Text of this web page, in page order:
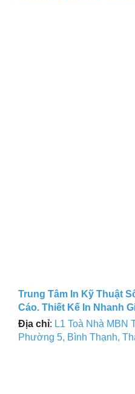
Trung Tâm In Kỹ Thuật
Cáo. Thiết Kế In Nhanh
Địa chỉ: L1 Toà Nhà MBN
Phường 5, Bình Thạnh,